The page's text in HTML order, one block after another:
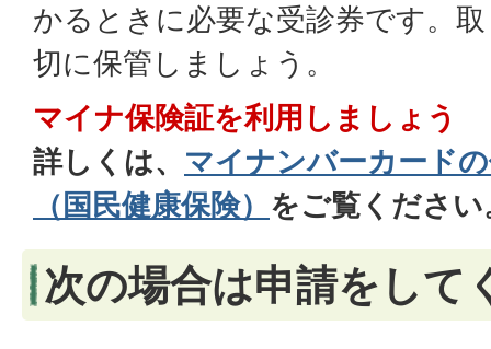
かるときに必要な受診券です。
切に保管しましょう。
マイナ保険証を利用しましょう
詳しくは、 マイナンバーカード
（国民健康保険） をご覧ください
次の場合は申請をして